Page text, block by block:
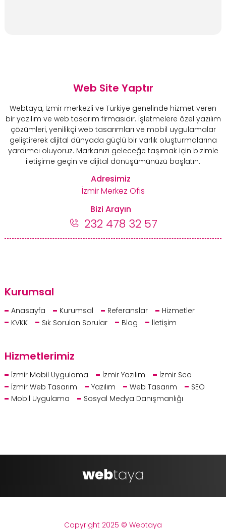
Kurumsal
Anasayfa Kurumsal Referanslar
Hizmetler
KVKK
Sık Sorulan Sorular Blog İletişim
Hizmetlerimiz
İzmir Mobil Uygulama İzmir Yazılım
İzmir Seo
İzmir Web Tasarım
Yazılım Web Tasarım
SEO
Mobil Uygulama
Sosyal Medya Danışmanlığı
Web Site Yaptır
Webtaya, İzmir merkezli ve Türkiye genelinde hizmet veren
bir yazılım ve web tasarım firmasıdır. İşletmelere özel yazılım
çözümleri, yenilikçi web tasarımları ve mobil uygulamalar
geliştirerek dijital dünyada güçlü bir varlık oluşturmalarına
yardımcı oluyoruz. Markanızı geleceğe taşımak için bizimle
iletişime geçin ve dijital dönüşümünüzü başlatın.
Adresimiz
İzmir Merkez Ofis
Bizi Arayın
232 478 32 57
Copyright 2025 © Webtaya